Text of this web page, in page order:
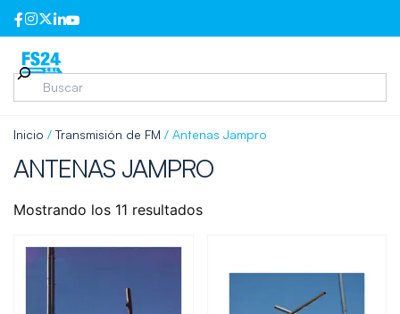
Inicio / Transmisión de FM / Antenas Jampro
ANTENAS JAMPRO
Mostrando los 11 resultados